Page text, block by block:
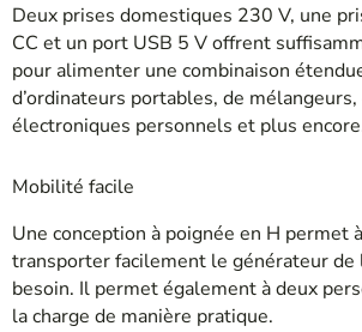
Deux prises domestiques 230 V, une
CC et un port USB 5 V offrent
pour alimenter une combinaison
d’ordinateurs portables, de mélangeurs,
électroniques personnels et plus
Mobilité facile
Une conception à poignée en H permet
transporter facilement le générateur de
besoin. Il permet également à deux
la charge de manière pratique.